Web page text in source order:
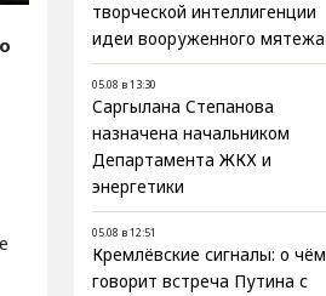
творческой интеллигенции
идеи вооруженного мятежа
05.08 в 13:30
Саргылана Степанова
назначена начальником
Департамента ЖКХ и
энергетики
05.08 в 12:51
Кремлёвские сигналы: о чём
говорит встреча Путина с